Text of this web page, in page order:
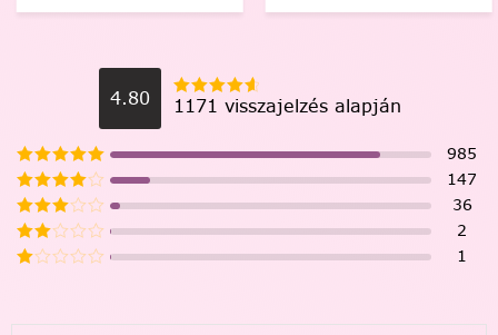
4.80 1171 visszajelzés alapján
985
147
36
2
1